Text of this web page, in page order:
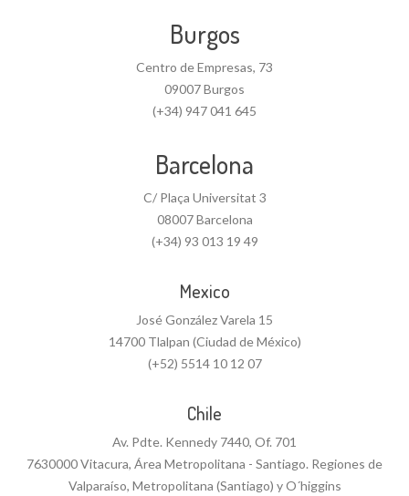
Burgos
Centro de Empresas, 73
09007 Burgos
(+34) 947 041 645
Barcelona
C/ Plaça Universitat 3
08007 Barcelona
(+34) 93 013 19 49
Mexico
José González Varela 15
14700 Tlalpan (Ciudad de México)
(+52) 5514 10 12 07
Chile
Av. Pdte. Kennedy 7440, Of. 701
7630000 Vitacura, Área Metropolitana - Santiago. Regiones de
Valparaíso, Metropolitana (Santiago) y O´higgins